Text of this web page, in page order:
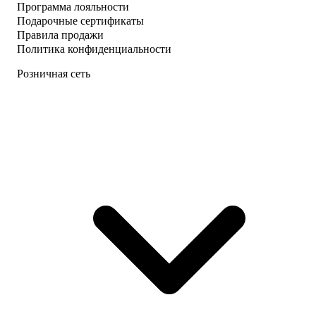
Программа лояльности
Подарочные сертификаты
Правила продажи
Политика конфиденциальности
Розничная сеть